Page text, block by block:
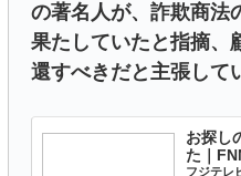
の著名人が、詐欺商法
果たしていたと指摘、
還すべきだと主張して
お探し
た｜
フジテレ